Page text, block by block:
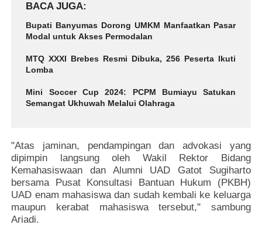
BACA JUGA
Bupati Banyumas Dorong UMKM Manfaatkan Pasar
Modal untuk Akses Permodalan
MTQ XXXI Brebes Resmi Dibuka, 256 Peserta Ikuti
Lomba
Mini Soccer Cup 2024: PCPM Bumiayu Satukan
Semangat Ukhuwah Melalui Olahraga
"Atas jaminan, pendampingan dan advokasi yang
dipimpin langsung oleh Wakil Rektor Bidang
Kemahasiswaan dan Alumni UAD Gatot Sugiharto
bersama Pusat Konsultasi Bantuan Hukum (PKBH)
UAD enam mahasiswa dan sudah kembali ke keluarga
maupun kerabat mahasiswa tersebut," sambung
Ariadi.